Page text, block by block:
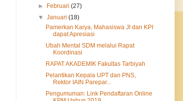
►
Februari(27)
▼Januari(18)
Pamerkan Karya, Mahasiswa JI dan KPI
dapat Apresiasi
Ubah Mental SDM melalui Rapat
Koordinasi
RAPAT AKADEMIK Fakultas Tarbiyah
Pelantikan Kepala UPT dan PNS,
Rektor IAIN Parepar...
Pengumuman: Link Pendaftaran Online